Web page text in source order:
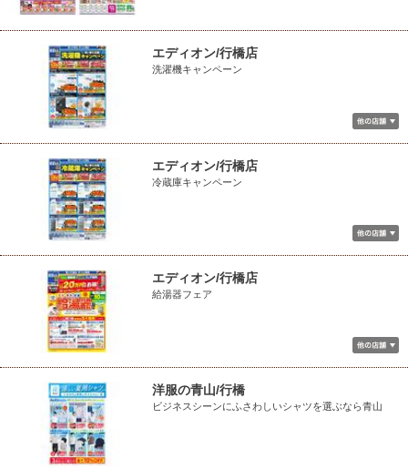
エディオン/行橋店
洗濯機キャンペーン
エディオン/行橋店
冷蔵庫キャンペーン
エディオン/行橋店
給湯器フェア
洋服の青山/行橋
ビジネスシーンにふさわしいシャツを選ぶなら青山